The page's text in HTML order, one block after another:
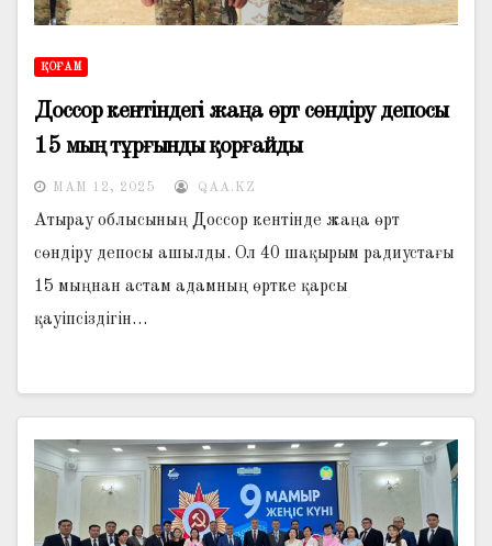
ҚОҒАМ
Доссор кентіндегі жаңа өрт сөндіру депосы
15 мың тұрғынды қорғайды
МАМ 12, 2025 QAA.KZ
Атырау облысының Доссор кентінде жаңа өрт
сөндіру депосы ашылды. Ол 40 шақырым радиустағы
15 мыңнан астам адамның өртке қарсы
қауіпсіздігін…